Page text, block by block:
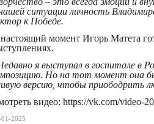
ситуации личность
к Победе.
момент Игорь Матета
я выступал в госпитале в
Но на тот момент она
версию, чтобы приободрить
видео: https://vk.com/video-
2025